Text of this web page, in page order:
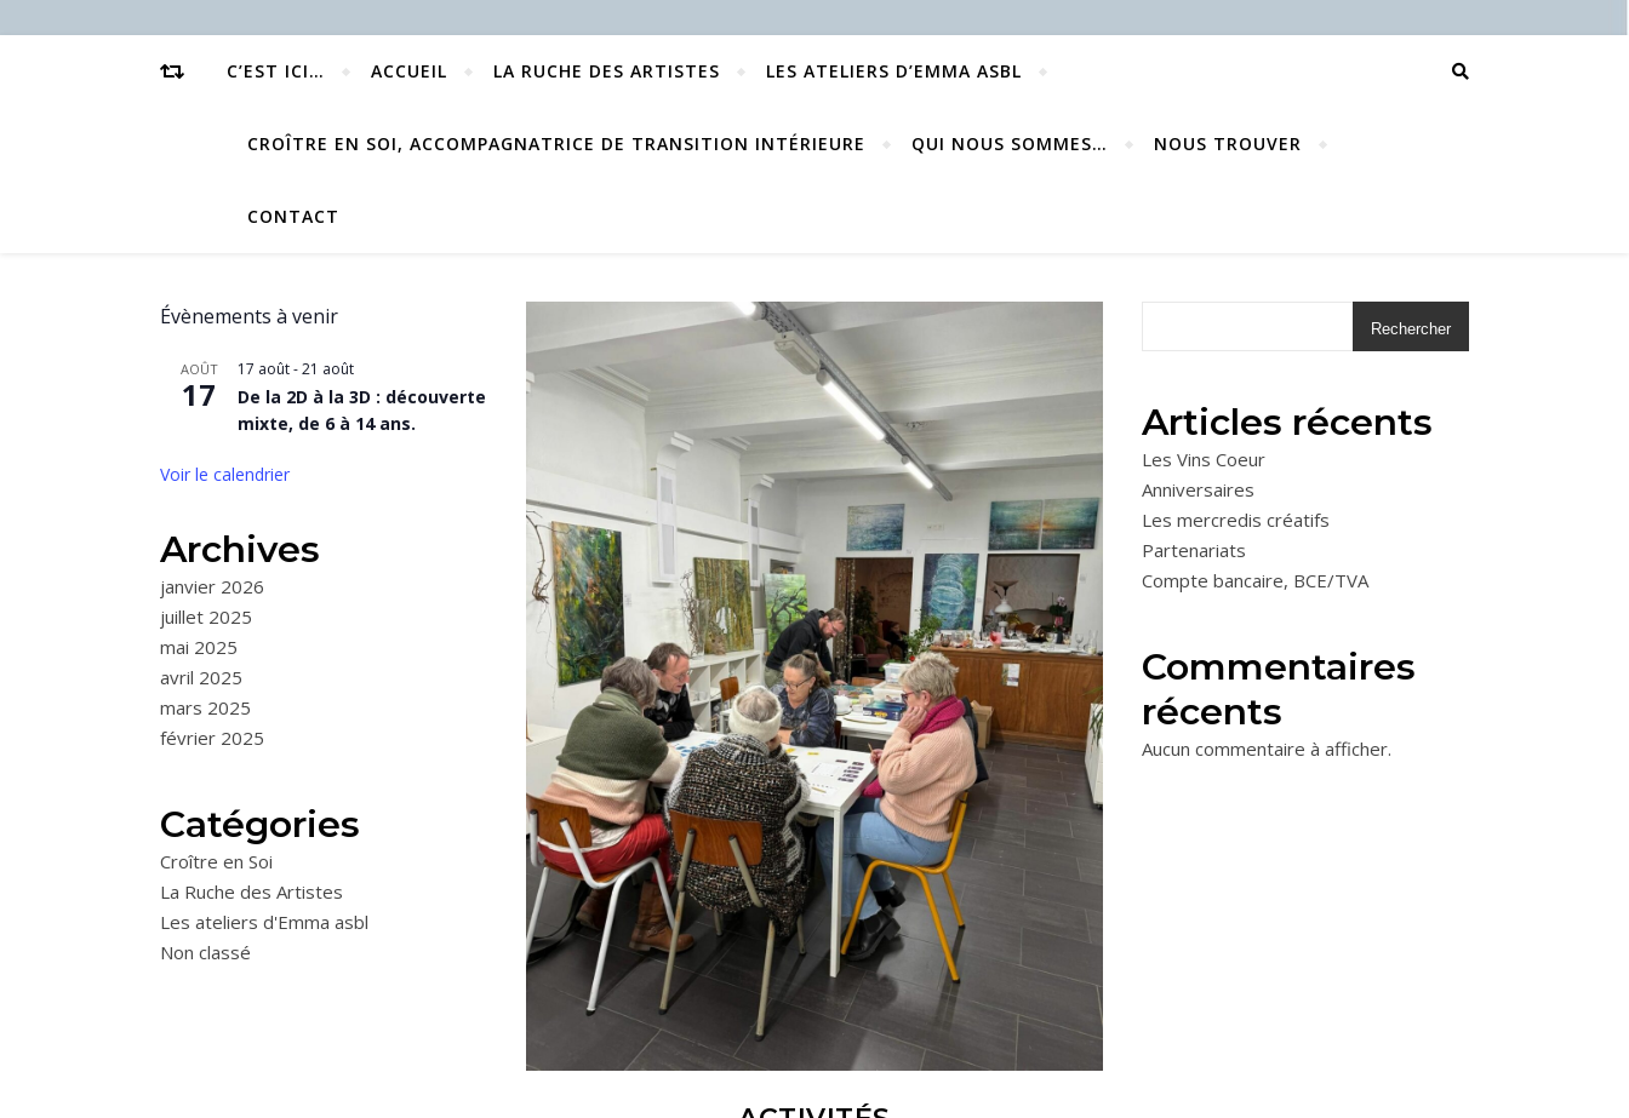
C’EST ICI… ACCUEIL LA RUCHE DES ARTISTES LES ATELIERS D’EMMA ASBL
CROÎTRE EN SOI, ACCOMPAGNATRICE DE TRANSITION INTÉRIEURE QUI NOUS SOMMES… NOUS TROUVER
CONTACT
Évènements à venir
AOÛT
17
17 août-21 août
De la 2D à la 3D : découverte
mixte, de 6 à 14 ans.
Voir le calendrier
Archives
janvier 2026
juillet 2025
mai 2025
avril 2025
mars 2025
février 2025
Catégories
Croître en Soi
La Ruche des Artistes
Les ateliers d'Emma asbl
Non classé
Rechercher
Articles récents
Les Vins Coeur
Anniversaires
Les mercredis créatifs
Partenariats
Compte bancaire, BCE/TVA
Commentaires
récents
Aucun commentaire à afficher.